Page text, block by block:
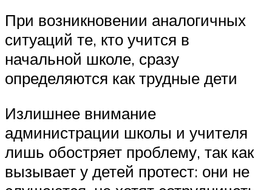
При возникновении аналогичных
ситуаций те, кто учится в
начальной школе, сразу
определяются как трудные дети
Излишнее внимание
администрации школы и учителя
лишь обостряет проблему, так как
вызывает у детей протест: они не